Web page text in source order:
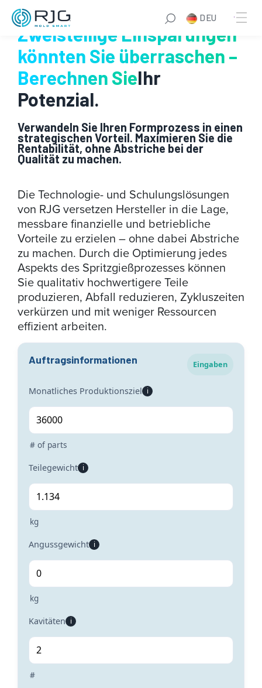
Zum
Inhalt
springen
DEU
Zweistellige Einsparungen
könnten Sie überraschen –
Berechnen SieIhr
Potenzial.
Verwandeln Sie Ihren Formprozess in einen
strategischen Vorteil. Maximieren Sie die
Rentabilität, ohne Abstriche bei der
Qualität zu machen.
Die Technologie- und Schulungslösungen
von RJG versetzen Hersteller in die Lage,
messbare finanzielle und betriebliche
Vorteile zu erzielen – ohne dabei Abstriche
zu machen. Durch die Optimierung jedes
Aspekts des Spritzgießprozesses können
Sie qualitativ hochwertigere Teile
produzieren, Abfall reduzieren, Zykluszeiten
verkürzen und mit weniger Ressourcen
effizient arbeiten.
Auftragsinformationen Eingaben
Monatliches Produktionsziel i
# of parts
Teilegewicht i
kg
Angussgewicht i
kg
Kavitäten i
#